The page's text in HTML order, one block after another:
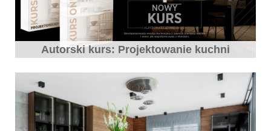
Autorski kurs: Projektowanie kuchni